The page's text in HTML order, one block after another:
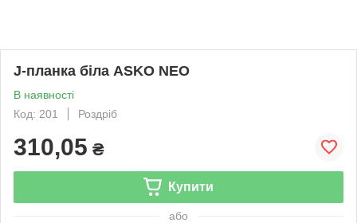
J-планка біла ASKO NEO
В наявності
Код: 201
Роздріб
310,05 ₴
Купити
або